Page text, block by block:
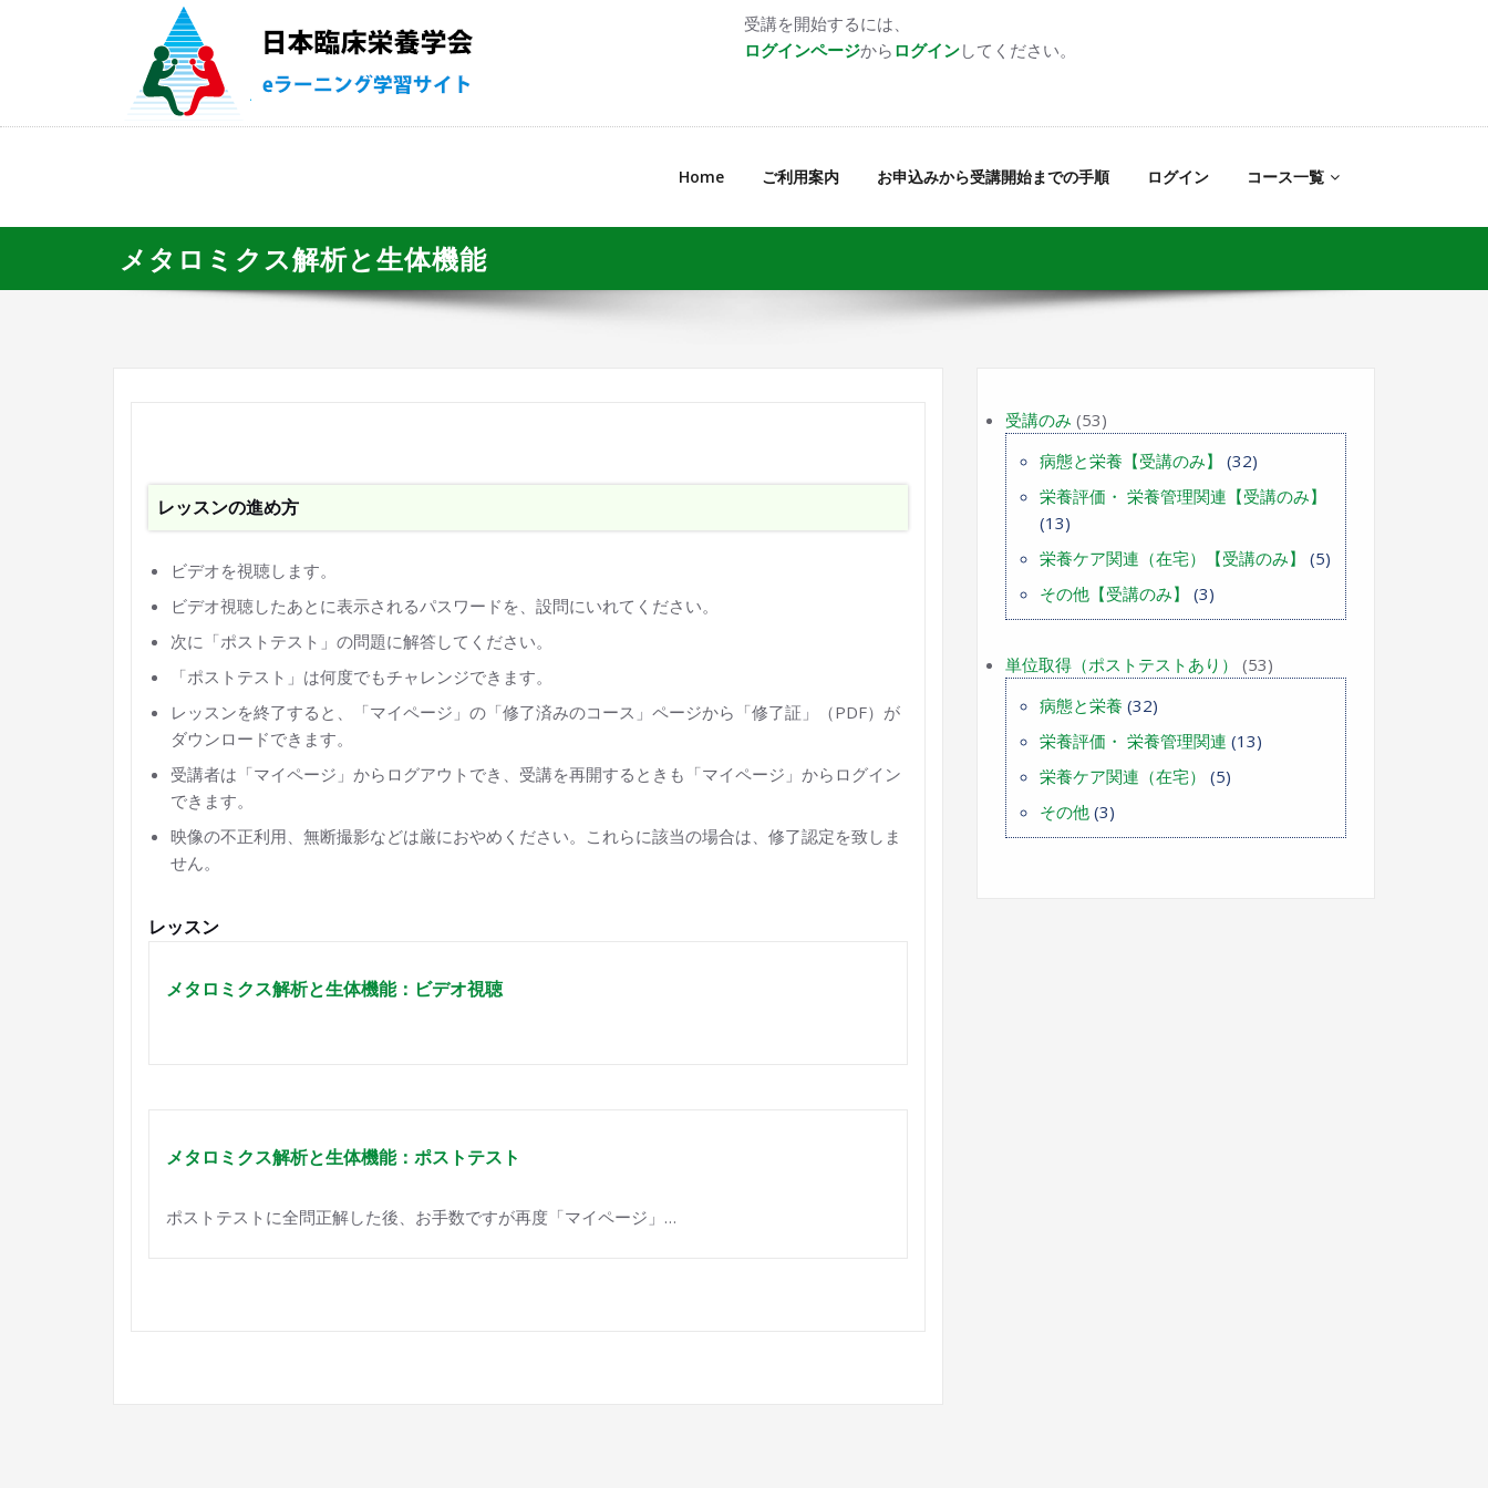
受講を開始するには、
ログインページから ログインしてください。
Home ご利用案内 お申込みから受講開始までの手順 ログイン コース一覧
メタロミクス解析と生体機能
レッスンの進め方
ビデオを視聴します。
ビデオ視聴したあとに表示されるパスワードを、設問にいれてください。
次に「ポストテスト」の問題に解答してください。
「ポストテスト」は何度でもチャレンジできます。
レッスンを終了すると、「マイページ」の「修了済みのコース」ページから「修了証」（PDF）が
ダウンロードできます。
受講者は「マイページ」からログアウトでき、受講を再開するときも「マイページ」からログイン
できます。
映像の不正利用、無断撮影などは厳におやめください。これらに該当の場合は、修了認定を致しま
せん。
レッスン
メタロミクス解析と生体機能：ビデオ視聴
メタロミクス解析と生体機能：ポストテスト
ポストテストに全問正解した後、お手数ですが再度「マイページ」…
受講のみ (53)
病態と栄養【受講のみ】
(32)
栄養評価・ 栄養管理関連【受講のみ】
(13)
栄養ケア関連（在宅）【受講のみ】
(5)
その他【受講のみ】
(3)
単位取得（ポストテストあり）
(53)
病態と栄養 (32)
栄養評価・ 栄養管理関連 (13)
栄養ケア関連（在宅）
(5)
その他 (3)